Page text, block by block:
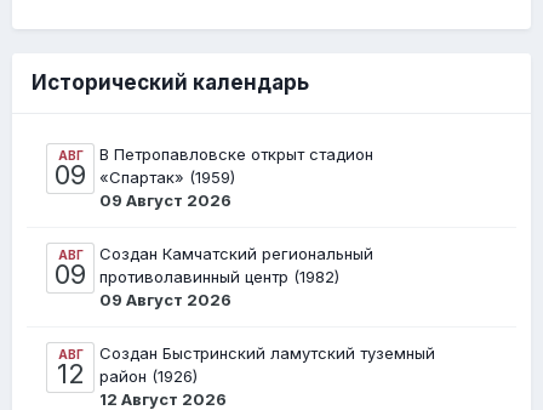
Исторический календарь
АВГ
09
В Петропавловске открыт стадион
«Спартак» (1959)
09 Август 2026
АВГ
09
Создан Камчатский региональный
противолавинный центр (1982)
09 Август 2026
АВГ
12
Создан Быстринский ламутский туземный
район (1926)
12 Август 2026